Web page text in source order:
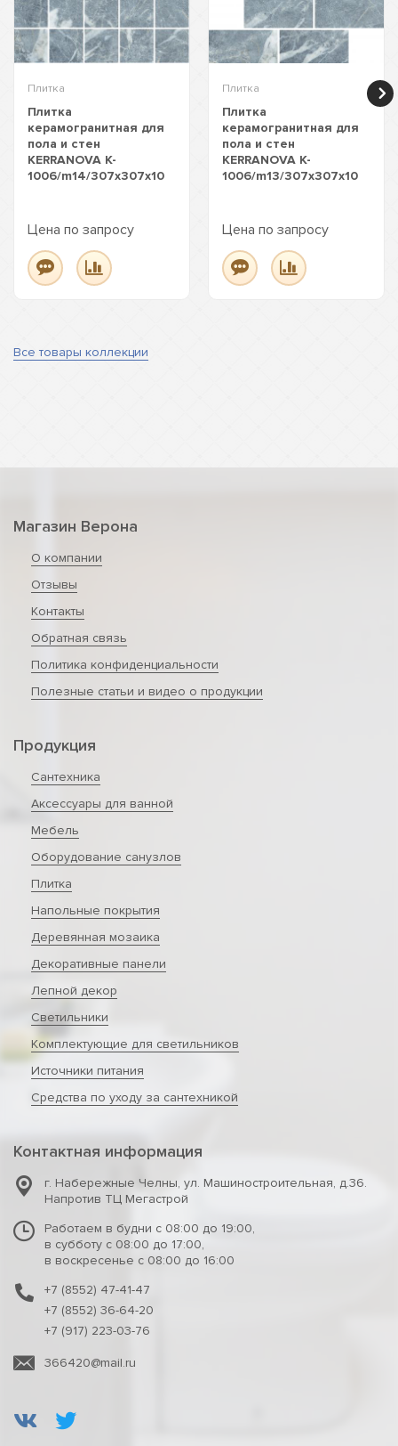
Плитка
Плитка
керамогранитная для
пола и стен
KERRANOVA K-
1006/m14/307x307x10
Цена по запросу
Плитка
Плитка
керамогранитная для
пола и стен
KERRANOVA K-
1006/m13/307x307x10
Цена по запросу
Все товары коллекции
Магазин Верона
О компании
Отзывы
Контакты
Обратная связь
Политика конфиденциальности
Полезные статьи и видео о продукции
Продукция
Сантехника
Аксессуары для ванной
Мебель
Оборудование санузлов
Плитка
Напольные покрытия
Деревянная мозаика
Декоративные панели
Лепной декор
Светильники
Комплектующие для светильников
Источники питания
Средства по уходу за сантехникой
Контактная информация
г. Набережные Челны, ул. Машиностроительная, д.36.
Напротив ТЦ Мегастрой
Работаем в будни с 08:00 до 19:00,
в субботу с 08:00 до 17:00,
в воскресенье с 08:00 до 16:00
+7 (8552) 47-41-47
+7 (8552) 36-64-20
+7 (917) 223-03-76
366420@mail.ru